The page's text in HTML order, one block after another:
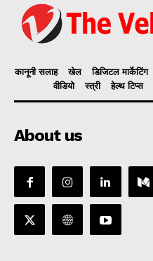
कानूनी सलाह खेल डिजिटल मार्केटिंग
वीडियो
स्त्री हेल्थ टिप्स
About us